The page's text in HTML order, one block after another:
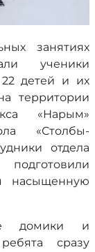
занятиях
ученики
детей и их
территории
«Нарым»
«Столбы-
отдела
насыщенную
домики и
сразу